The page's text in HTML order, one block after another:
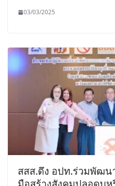
03/03/2025
สสส.ดึง อปท.ร่วมพัฒน